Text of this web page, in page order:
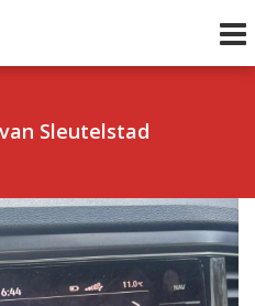
Sleutelstad
van 0 Volgend uur